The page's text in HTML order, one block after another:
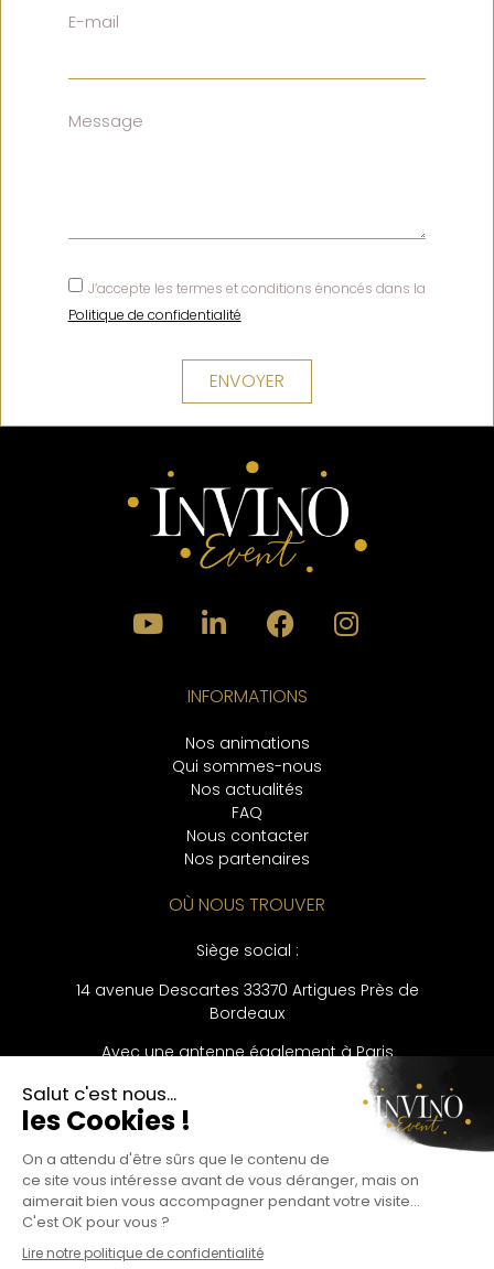
E-mail
Message
J’accepte les termes et conditions énoncés dans la
Politique de confidentialité
ENVOYER
INFORMATIONS
Nos animations
Qui sommes-nous
Nos actualités
FAQ
Nous contacter
Nos partenaires
OÙ NOUS TROUVER
Siège social :
14 avenue Descartes 33370 Artigues Près de
Bordeaux
Avec une antenne également à Paris
Khadija Ben Ammar :06 20 89 81 40